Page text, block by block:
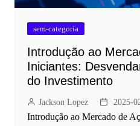
sem-categoria
Introdução ao
Iniciantes:
do Investimento
Jackson Lopez 2025-
Introdução ao Mercado de